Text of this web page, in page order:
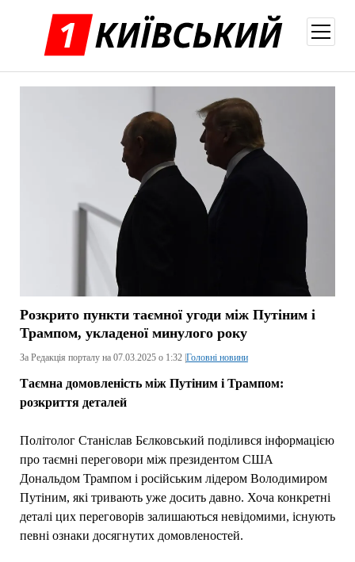
меню
Розкрито пункти таємної угоди між Путіним і
Трампом, укладеної минулого року
За Редакція порталу на 07.03.2025 о 1:32 | Головні новини
Таємна домовленість між Путіним і Трампом:
розкриття деталей
Політолог Станіслав Бєлковський поділився інформацією
про таємні переговори між президентом США
Дональдом Трампом і російським лідером Володимиром
Путіним, які тривають уже досить давно. Хоча конкретні
деталі цих переговорів залишаються невідомими, існують
певні ознаки досягнутих домовленостей.